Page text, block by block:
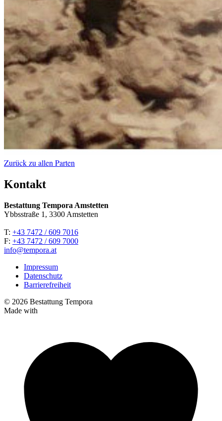
Zurück zu allen Parten
Kontakt
Bestattung Tempora Amstetten
Ybbsstraße 1, 3300 Amstetten
T: +43 7472 / 609 7016
F: +43 7472 / 609 7000
info@tempora.at
Impressum
Datenschutz
Barrierefreiheit
© 2026 Bestattung Tempora
Made with